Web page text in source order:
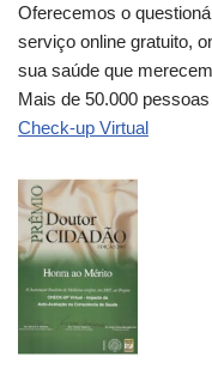
Oferecemos o
serviço online gratuito,
sua saúde que
Mais de 50.000
Check-up Virtual